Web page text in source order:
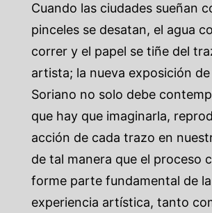
Cuando las ciudades sueñan
pinceles se desatan, el agua
correr y el papel se tiñe del
artista; la nueva exposición de
Soriano no solo debe
que hay que imaginarla,
acción de cada trazo en
de tal manera que el proceso
forme parte fundamental de la
experiencia artística, tanto